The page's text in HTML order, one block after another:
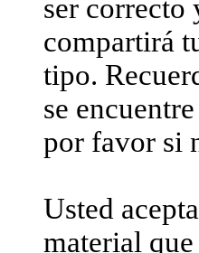
ser
compartirá
tipo.
se
por favor si
Usted
material